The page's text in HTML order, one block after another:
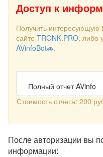
Доступ к
Получить
сайте TRONK.PRO, либо
AVinfoBot🚗.
Полный отчет AVinfo
Стоимость отчета: 200
После авторизации вы
информации: